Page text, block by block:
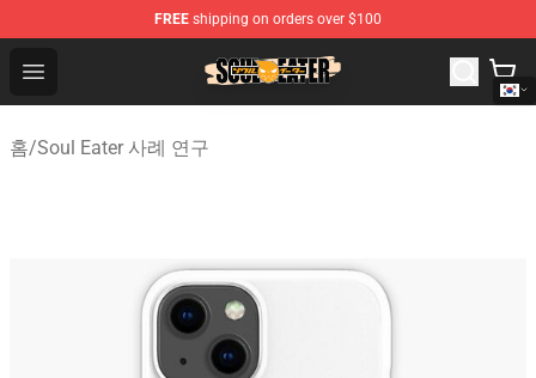
FREE shipping on orders over $100
Open menu
Soul Eater Store - Official Soul Eater Merchandise Shop
홈/Soul Eater 사례 연구